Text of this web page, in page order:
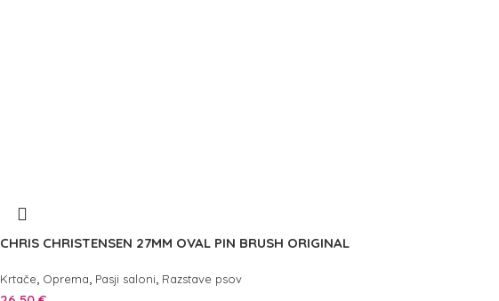
CHRIS CHRISTENSEN 27MM OVAL PIN BRUSH ORIGINAL
Krtače, Oprema, Pasji saloni, Razstave psov